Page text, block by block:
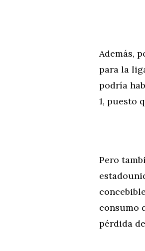
Además,
para la
podría
1, puesto
Pero
consumo
pérdida